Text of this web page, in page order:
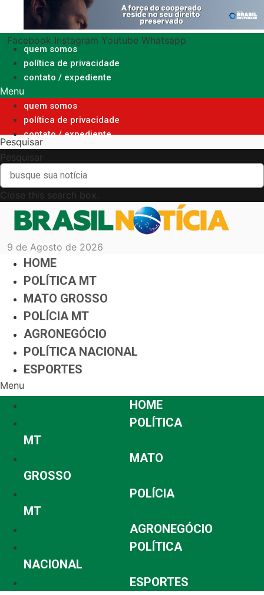
o
conteúdo
Facebook Instagram Youtube Whatsapp
quem somos
política de privacidade
contato / expediente
Menu
quem somos
política de privacidade
contato / expediente
Pesquisar
Pesquisar
Close this search box.
9 de Agosto de 2026
HOME
POLÍTICA MT
MATO GROSSO
POLÍCIA MT
AGRONEGÓCIO
POLÍTICA NACIONAL
ESPORTES
Menu
HOME
POLÍTICA
MT
MATO
GROSSO
POLÍCIA
MT
AGRONEGÓCIO
POLÍTICA
NACIONAL
ESPORTES